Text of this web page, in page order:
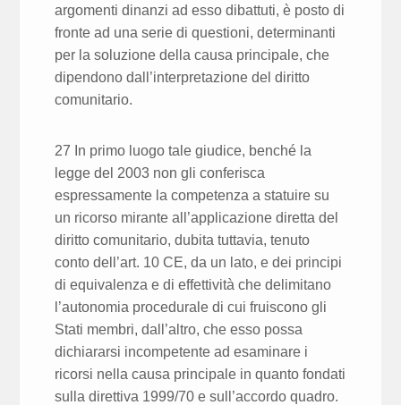
argomenti dinanzi ad esso dibattuti, è posto di
fronte ad una serie di questioni, determinanti
per la soluzione della causa principale, che
dipendono dall’interpretazione del diritto
comunitario.
27 In primo luogo tale giudice, benché la
legge del 2003 non gli conferisca
espressamente la competenza a statuire su
un ricorso mirante all’applicazione diretta del
diritto comunitario, dubita tuttavia, tenuto
conto dell’art. 10 CE, da un lato, e dei principi
di equivalenza e di effettività che delimitano
l’autonomia procedurale di cui fruiscono gli
Stati membri, dall’altro, che esso possa
dichiararsi incompetente ad esaminare i
ricorsi nella causa principale in quanto fondati
sulla direttiva 1999/70 e sull’accordo quadro.